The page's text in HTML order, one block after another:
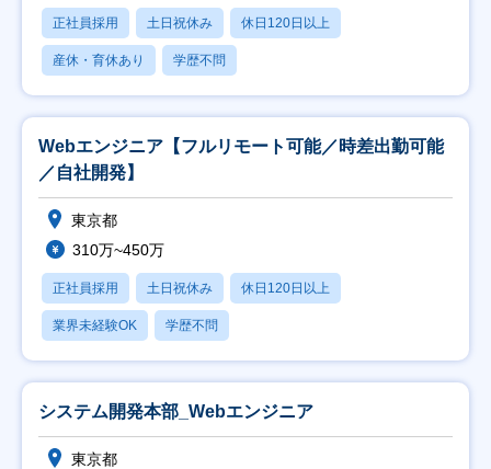
正社員採用 土日祝休み 休日120日以上
産休・育休あり 学歴不問
Webエンジニア【フルリモート可能／時差出勤可能
／自社開発】
東京都
310万~450万
正社員採用 土日祝休み 休日120日以上
業界未経験OK 学歴不問
システム開発本部_Webエンジニア
東京都